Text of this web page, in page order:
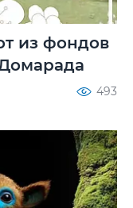
из фондов
493